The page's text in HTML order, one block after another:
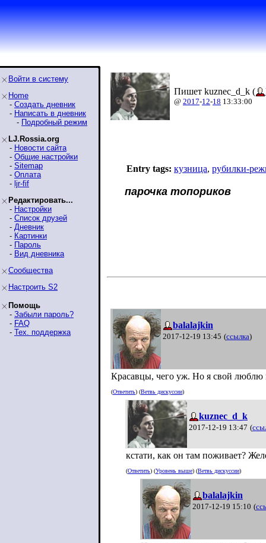
Войти в систему
Home
- Создать дневник
- Написать в дневник
- Подробный режим
LJ.Rossia.org
- Новости сайта
- Общие настройки
- Sitemap
- Оплата
- ljr-fif
Редактировать...
- Настройки
- Список друзей
- Дневник
- Картинки
- Пароль
- Вид дневника
Сообщества
Настроить S2
Помощь
- Забыли пароль?
- FAQ
- Тех. поддержка
Пишет kuznec_d_k (
@ 2017-12-18 13:33:00
Entry tags: кузница, рубилки-
парочка топориков
balalajkin
2017-12-19 13:45 (ссылка)
Красавцы, чего уж. Но я свой люблю
(Ответить) (Ветвь дискуссии)
kuznec_d_k
2017-12-19 13:47 (
кстати, как он там поживает?
(Ответить) (Уровень выше) (Ветвь дискуссии)
balalajkin
2017-12-19 15:10 (